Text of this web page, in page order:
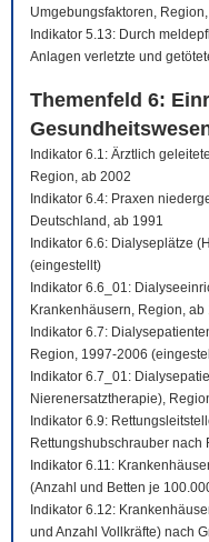
Umgebungsfaktoren,
Indikator 5.13: Durch
Anlagen verletzte und
Themenfeld 6:
Indikator 6.1: Ärztlich
Region, ab 2002
Indikator 6.4: Praxen
Deutschland, ab 1991
Indikator 6.6: Dialyseplätze
(eingestellt)
Indikator 6.6_01:
Krankenhäusern, Region, ab
Indikator 6.7:
Region, 1997-2006
Indikator 6.7_01:
Nierenersatztherapie),
Indikator 6.9:
Rettungshubschrauber
Indikator 6.11:
(Anzahl und Betten je
Indikator 6.12:
und Anzahl Vollkräfte) nach